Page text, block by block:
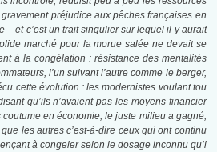
préjudice aux pêches françaises en
– et c’est un trait singulier sur lequel il y aurait
marché pour la morue salée ne devait se
à la congélation : résistance des mentalités
l’un suivant l’autre comme le berger,
cette évolution : les modernistes voulant tou
qu’ils n’avaient pas les moyens financier
en économie, le juste milieu a gagné,
les autres c’est-à-dire ceux qui ont continu
à congeler selon le dosage inconnu qu’i